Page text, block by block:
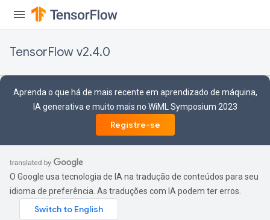
TensorFlow v2.4.0
Aprenda o que há de mais recente em aprendizado de máquina,
IA generativa e muito mais no WiML Symposium 2023
Registre-se
O Google usa tecnologia de IA na tradução de conteúdos para seu
idioma de preferência. As traduções com IA podem ter erros.